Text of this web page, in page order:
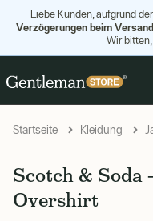
Liebe Kunden, aufgrund
Verzögerungen beim
Wir
Startseite Kleidung
Scotch &
Overshirt